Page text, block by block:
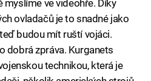
myslíme ve videohře. Díky
ovladačů je to snadné jako
budou mít ruští vojáci.
dobrá zpráva. Kurganets
technikou, která je